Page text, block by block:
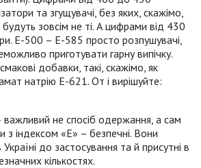
та згущувачі, без яких, скажімо,
зовсім не ті. А цифрами від 430
Е-500 – Е-585 просто розпушувачі,
приготувати гарну випічку.
добавки, такі, скажімо, як
натрію Е-621. От і вирішуйте:
не спосіб одержання, а сам
з індексом «Е» – безпечні. Вони
до застосування та й присутні в
кількостях.